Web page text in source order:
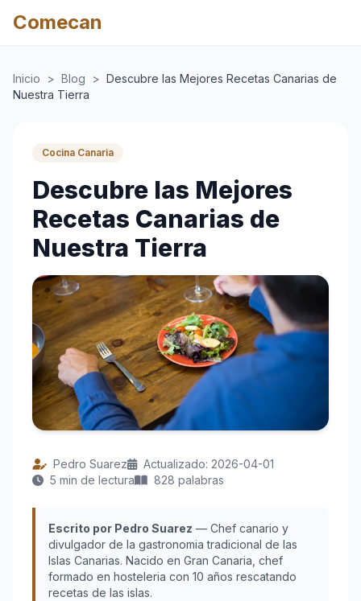
Comecan
Inicio > Blog > Descubre las Mejores Recetas Canarias de
Nuestra Tierra
Cocina Canaria
Descubre las Mejores
Recetas Canarias de
Nuestra Tierra
Pedro Suarez
Actualizado: 2026-04-01
5 min de lectura
828 palabras
Escrito por Pedro Suarez — Chef canario y
divulgador de la gastronomia tradicional de las
Islas Canarias. Nacido en Gran Canaria, chef
formado en hosteleria con 10 años rescatando
recetas de las islas.